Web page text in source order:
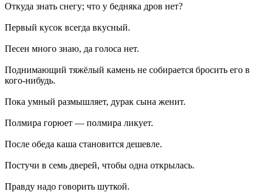
Откуда знать снегу; что у бедняка дров нет?
Первый кусок всегда вкусный.
Песен много знаю, да голоса нет.
Поднимающий тяжёлый камень не собирается бросить его в
кого-нибудь.
Пока умный размышляет, дурак сына женит.
Полмира горюет — полмира ликует.
После обеда каша становится дешевле.
Постучи в семь дверей, чтобы одна открылась.
Правду надо говорить шуткой.